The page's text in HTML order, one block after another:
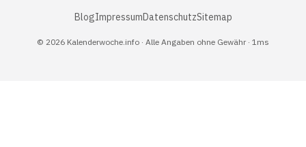
BlogImpressumDatenschutzSitemap
© 2026 Kalenderwoche.info · Alle Angaben ohne Gewähr · 1ms